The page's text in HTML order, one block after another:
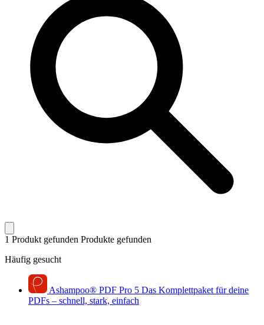
1 Produkt gefunden Produkte gefunden
Häufig gesucht
Ashampoo® PDF Pro 5 Das Komplettpaket für deine
PDFs – schnell, stark, einfach